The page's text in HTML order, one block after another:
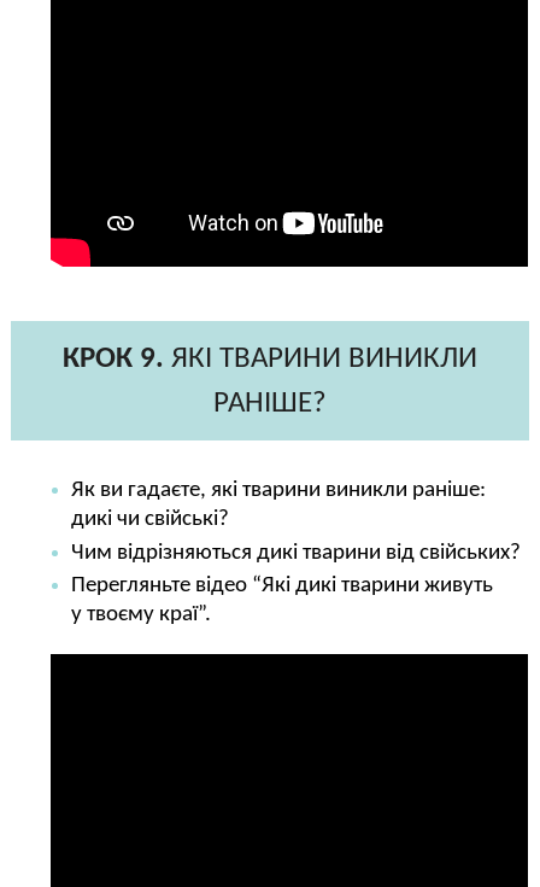
КРОК 9. ЯКІ ТВАРИНИ ВИНИКЛИ
РАНІШЕ?
Як ви гадаєте, які тварини виникли раніше:
дикі чи свійські?
Чим відрізняються дикі тварини від свійських?
Перегляньте відео “Які дикі тварини живуть
у твоєму краї”.